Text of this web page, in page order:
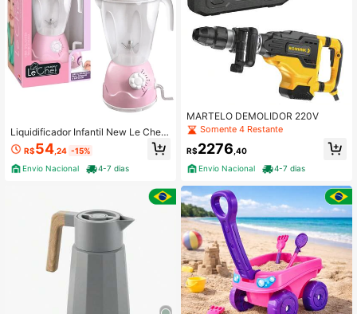
Liquidificador Infantil New Le Chef
Usual Rosa Com Manivela Brinqued
o Divertido Educativo
R$54,24 -15%
Envio Nacional
4-7 dias
MARTELO DEMOLIDOR 220V
Somente 4 Restante
R$2276 ,40
Envio Nacional
4-7 dias